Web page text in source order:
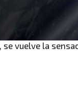
vuelve la